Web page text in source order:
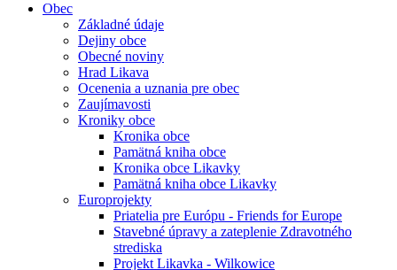
Obec
Základné údaje
Dejiny obce
Obecné noviny
Hrad Likava
Ocenenia a uznania pre obec
Zaujímavosti
Kroniky obce
Kronika obce
Pamätná kniha obce
Kronika obce Likavky
Pamätná kniha obce Likavky
Europrojekty
Priatelia pre Európu - Friends for Europe
Stavebné úpravy a zateplenie Zdravotného
strediska
Projekt Likavka - Wilkowice